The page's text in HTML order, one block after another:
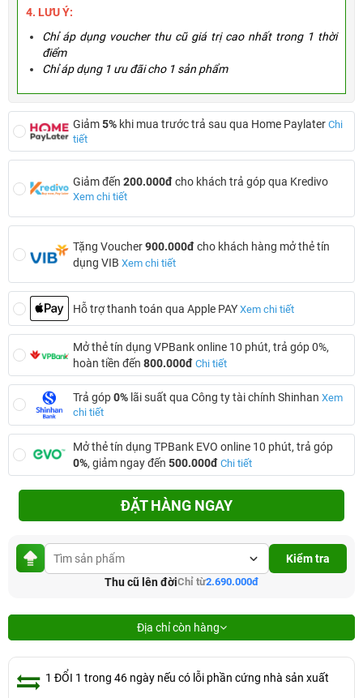
4. LƯU Ý:
Chỉ áp dụng voucher thu cũ giá trị cao nhất trong 1 thời
điểm
Chỉ áp dụng 1 ưu đãi cho 1 sản phẩm
Giảm5% khi mua trước trả sau qua Home Paylater Chi
tiết
Giảm đến 200.000đcho khách trả góp qua Kredivo
Xem chi tiết
Tặng Voucher900.000đcho khách hàng mở thẻ tín
dụng VIB Xem chi tiết
Hỗ trợ thanh toán qua Apple PAY Xem chi tiết
Mở thẻ tín dụng VPBank online 10 phút, trả góp 0%,
hoàn tiền đến 800.000đ Chi tiết
Trả góp0% lãi suất qua Công ty tài chính Shinhan Xem
chi tiết
Mở thẻ tín dụng TPBank EVO online 10 phút, trả góp
0%, giảm ngay đến 500.000đ Chi tiết
ĐẶT HÀNG NGAY
Kiểm tra
Thu cũ lên đờiChỉ từ2.690.000đ
Địa chỉ còn hàng
1 ĐỔI 1 trong 46 ngày nếu có lỗi phần cứng nhà sản xuất